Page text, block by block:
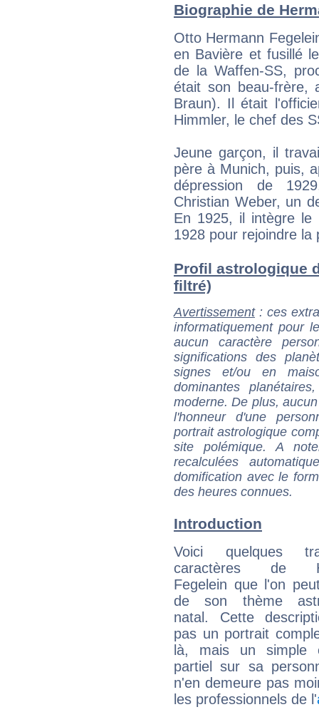
Biographie de
Otto Hermann
en Bavière et fusillé
de la Waffen-SS,
était son beau-frère,
Braun). Il était
Himmler, le chef des
Jeune garçon, il
père à Munich, puis,
dépression de
Christian Weber, un
En 1925, il intègre le
1928 pour rejoindre la
Profil astrologique
filtré)
Avertissement: ces
informatiquement pour
aucun caractère
significations des
signes et/ou en
dominantes
moderne. De plus,
l'honneur d'une
portrait astrologique
site polémique. A
recalculées
domification avec le
des heures connues.
Introduction
Voici quelques
caractères de
Fegelein que l'on
de son thème
natal. Cette
pas un portrait
là, mais un simple
partiel sur sa
n'en demeure pas
les professionnels de l'